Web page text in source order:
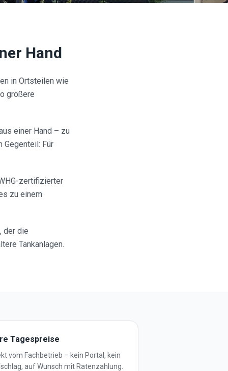
Hand
in Ortsteilen wie
größere
einer Hand – zu
Gegenteil: Für
zertifizierter
zu einem
der die
Tankanlagen.
Tagespreise
vom Fachbetrieb – kein Portal, kein
auf Wunsch mit Ratenzahlung.